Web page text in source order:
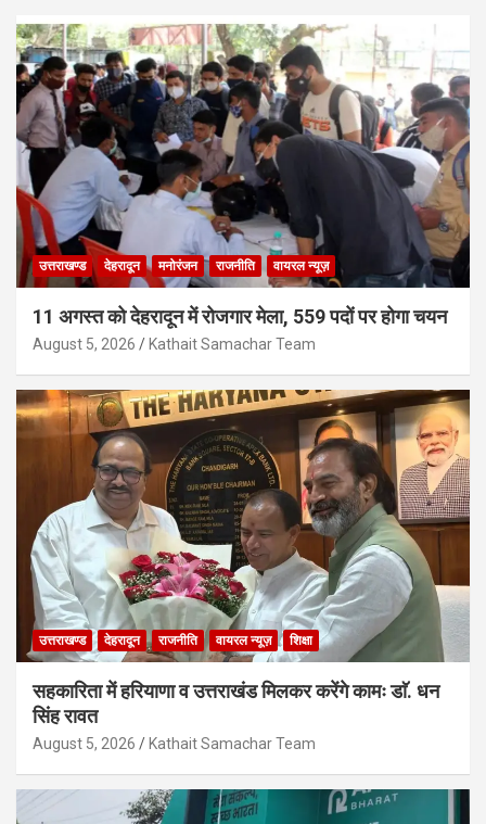
उत्तराखण्ड देहरादून मनोरंजन राजनीति वायरल न्यूज़
11 अगस्त को देहरादून में रोजगार मेला, 559 पदों पर होगा चयन
August 5, 2026 Kathait Samachar Team
उत्तराखण्ड देहरादून राजनीति वायरल न्यूज़ शिक्षा
सहकारिता में हरियाणा व उत्तराखंड मिलकर करेंगे कामः डाॅ. धन
सिंह रावत
August 5, 2026 Kathait Samachar Team